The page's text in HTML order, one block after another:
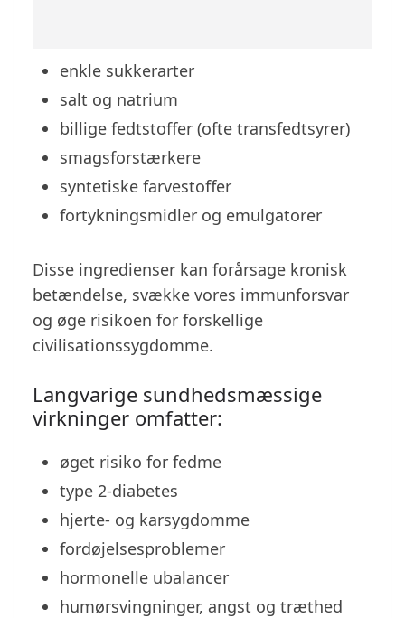
enkle sukkerarter
salt og natrium
billige fedtstoffer (ofte transfedtsyrer)
smagsforstærkere
syntetiske farvestoffer
fortykningsmidler og emulgatorer
Disse ingredienser kan forårsage kronisk
betændelse, svække vores immunforsvar
og øge risikoen for forskellige
civilisationssygdomme.
Langvarige sundhedsmæssige
virkninger omfatter:
øget risiko for fedme
type 2-diabetes
hjerte- og karsygdomme
fordøjelsesproblemer
hormonelle ubalancer
humørsvingninger, angst og træthed